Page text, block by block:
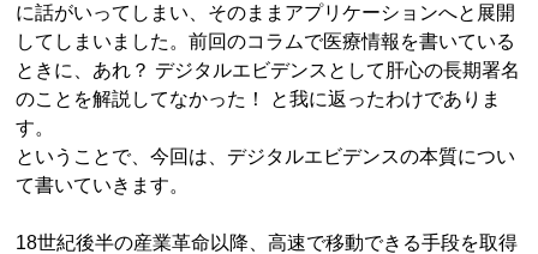
に話がいってしまい、そのままアプリケーションへと展開
してしまいました。前回のコラムで医療情報を書いている
ときに、あれ？ デジタルエビデンスとして肝心の長期署名
のことを解説してなかった！ と我に返ったわけでありま
す。
ということで、今回は、デジタルエビデンスの本質につい
て書いていきます。
18世紀後半の産業革命以降、高速で移動できる手段を取得